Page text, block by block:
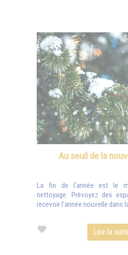
Au seuil de la
La fin de l'année est le
nettoyage. Prévoyez des
recevoir l'année nouvelle dans
Lire la suite